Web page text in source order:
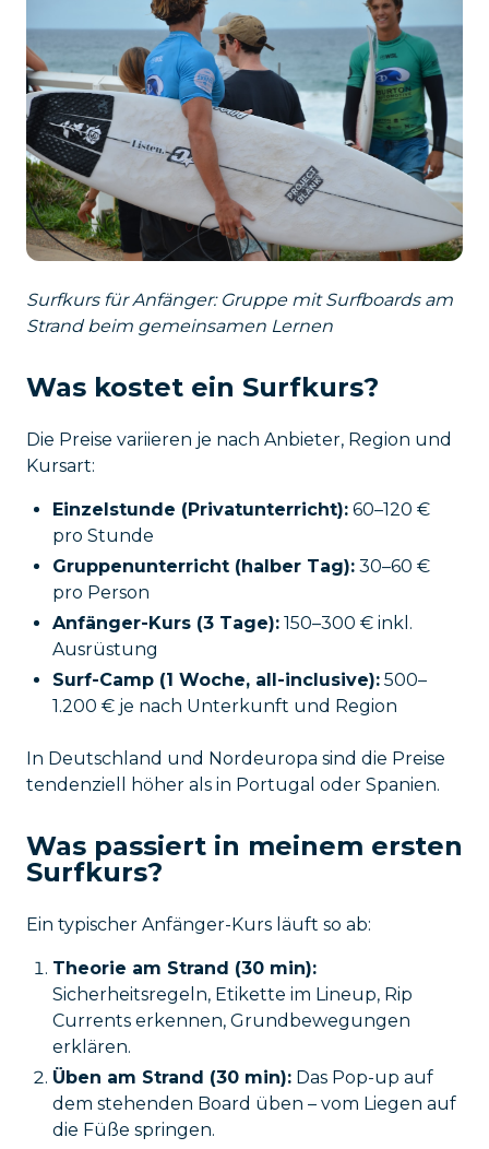
Surfkurs für Anfänger: Gruppe mit Surfboards am
Strand beim gemeinsamen Lernen
Was kostet ein Surfkurs?
Die Preise variieren je nach Anbieter, Region und
Kursart:
Einzelstunde (Privatunterricht): 60–120 €
pro Stunde
Gruppenunterricht (halber Tag): 30–60 €
pro Person
Anfänger-Kurs (3 Tage): 150–300 € inkl.
Ausrüstung
Surf-Camp (1 Woche, all-inclusive): 500–
1.200 € je nach Unterkunft und Region
In Deutschland und Nordeuropa sind die Preise
tendenziell höher als in Portugal oder Spanien.
Was passiert in meinem ersten
Surfkurs?
Ein typischer Anfänger-Kurs läuft so ab:
Theorie am Strand (30 min):
Sicherheitsregeln, Etikette im Lineup, Rip
Currents erkennen, Grundbewegungen
erklären.
Üben am Strand (30 min): Das Pop-up auf
dem stehenden Board üben – vom Liegen auf
die Füße springen.